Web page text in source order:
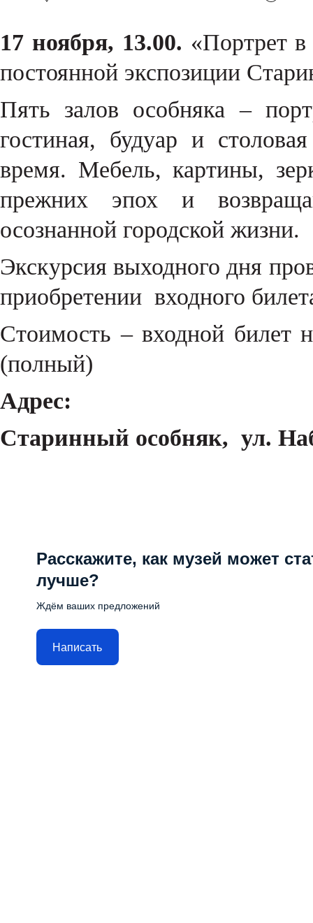
17 ноября, 13.00. «Портрет
постоянной экспозиции
Пять залов особняка –
гостиная, будуар и
время. Мебель, картины,
прежних эпох и
осознанной городской жизни.
Экскурсия выходного дня
приобретении входного
Стоимость – входной билет
(полный)
Адрес:
Старинный особняк, ул.
Расскажите, как музей может
лучше?
Ждём ваших предложений
Написать